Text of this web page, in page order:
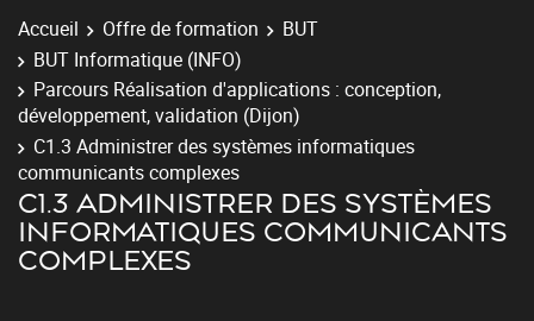
Accueil Offre de formation
BUT
BUT Informatique (INFO)
Parcours Réalisation d'applications : conception,
développement, validation (Dijon)
C1.3 Administrer des systèmes informatiques
communicants complexes
C1.3 ADMINISTRER DES SYSTÈMES
INFORMATIQUES COMMUNICANTS
COMPLEXES